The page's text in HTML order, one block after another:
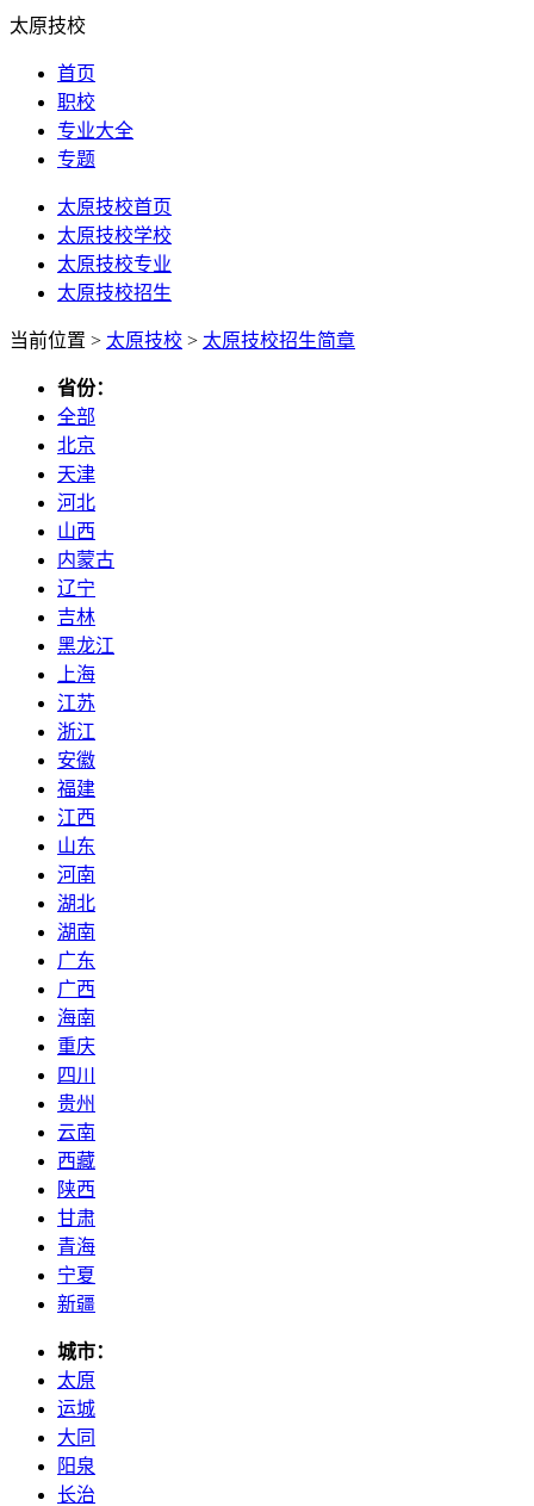
太原技校
首页
职校
专业大全
专题
太原技校首页
太原技校学校
太原技校专业
太原技校招生
当前位置 > 太原技校 > 太原技校招生简章
省份：
全部
北京
天津
河北
山西
内蒙古
辽宁
吉林
黑龙江
上海
江苏
浙江
安徽
福建
江西
山东
河南
湖北
湖南
广东
广西
海南
重庆
四川
贵州
云南
西藏
陕西
甘肃
青海
宁夏
新疆
城市：
太原
运城
大同
阳泉
长治